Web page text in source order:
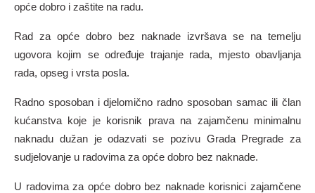
opće dobro i zaštite na radu.
Rad za opće dobro bez naknade izvršava se na temelju
ugovora kojim se određuje trajanje rada, mjesto obavljanja
rada, opseg i vrsta posla.
Radno sposoban i djelomično radno sposoban samac ili član
kućanstva koje je korisnik prava na zajamčenu minimalnu
naknadu dužan je odazvati se pozivu Grada Pregrade za
sudjelovanje u radovima za opće dobro bez naknade.
U radovima za opće dobro bez naknade korisnici zajamčene